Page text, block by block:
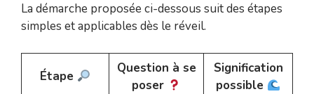
La démarche proposée ci-dessous suit des étapes
simples et applicables dès le réveil.
Étape
Question à se
poser
Signification
possible